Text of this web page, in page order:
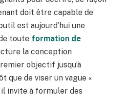
doit être capable de
est aujourd’hui une
toute formation de
la conception
objectif jusqu’à
que de viser un vague «
invite à formuler des